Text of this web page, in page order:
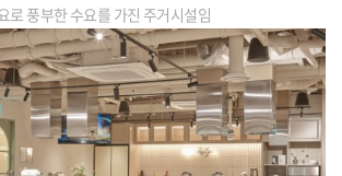
로 풍부한 수요를 가진 주거시설임